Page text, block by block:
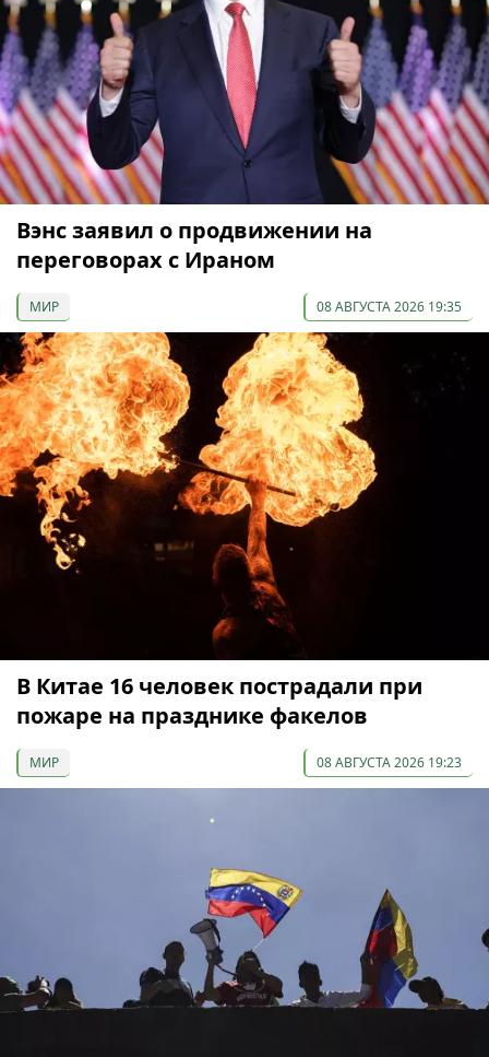
Вэнс заявил о продвижении на
переговорах с Ираном
МИР 08 АВГУСТА 2026 19:35
В Китае 16 человек пострадали при
пожаре на празднике факелов
МИР 08 АВГУСТА 2026 19:23